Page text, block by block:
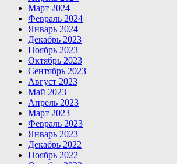
Март 2024
Февраль 2024
Январь 2024
Декабрь 2023
Ноябрь 2023
Октябрь 2023
Сентябрь 2023
Август 2023
Май 2023
Апрель 2023
Март 2023
Февраль 2023
Январь 2023
Декабрь 2022
Ноябрь 2022